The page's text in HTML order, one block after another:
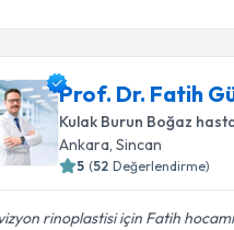
Prof. Dr. Fatih
Kulak Burun Boğaz
Ankara, Sincan
5 (52 Değerlendirme)
rinoplastisi için Fatih